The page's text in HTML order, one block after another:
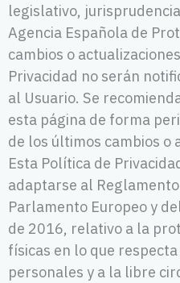
legislativo,
Agencia Española de
cambios o
Privacidad no serán
al Usuario. Se
esta página de forma
de los últimos cambios o
Esta Política de
adaptarse al
Parlamento Europeo y
de 2016, relativo a la
físicas en lo que
personales y a la libre